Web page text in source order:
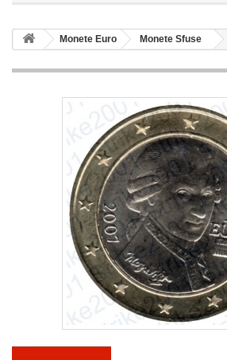
Monete Euro Monete Sfuse